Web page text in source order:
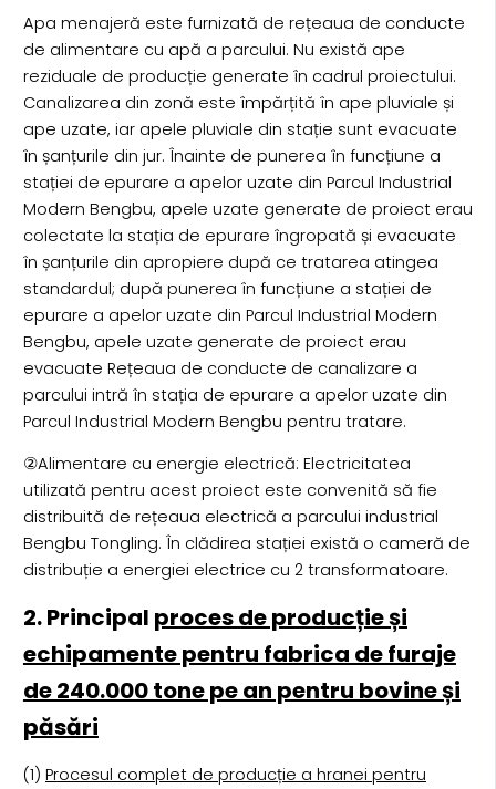
Apa menajeră este furnizată de rețeaua de conducte
de alimentare cu apă a parcului. Nu există ape
reziduale de producție generate în cadrul proiectului.
Canalizarea din zonă este împărțită în ape pluviale și
ape uzate, iar apele pluviale din stație sunt evacuate
în șanțurile din jur. Înainte de punerea în funcțiune a
stației de epurare a apelor uzate din Parcul Industrial
Modern Bengbu, apele uzate generate de proiect erau
colectate la stația de epurare îngropată și evacuate
în șanțurile din apropiere după ce tratarea atingea
standardul; după punerea în funcțiune a stației de
epurare a apelor uzate din Parcul Industrial Modern
Bengbu, apele uzate generate de proiect erau
evacuate Rețeaua de conducte de canalizare a
parcului intră în stația de epurare a apelor uzate din
Parcul Industrial Modern Bengbu pentru tratare.
②Alimentare cu energie electrică: Electricitatea
utilizată pentru acest proiect este convenită să fie
distribuită de rețeaua electrică a parcului industrial
Bengbu Tongling. În clădirea stației există o cameră de
distribuție a energiei electrice cu 2 transformatoare.
2. Principal proces de producție și
echipamente pentru fabrica de furaje
de 240.000 tone pe an pentru bovine și
păsări
(1) Procesul complet de producție a hranei pentru